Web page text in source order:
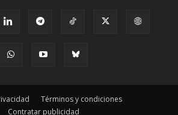
Términos y condiciones
Contratar publicidad